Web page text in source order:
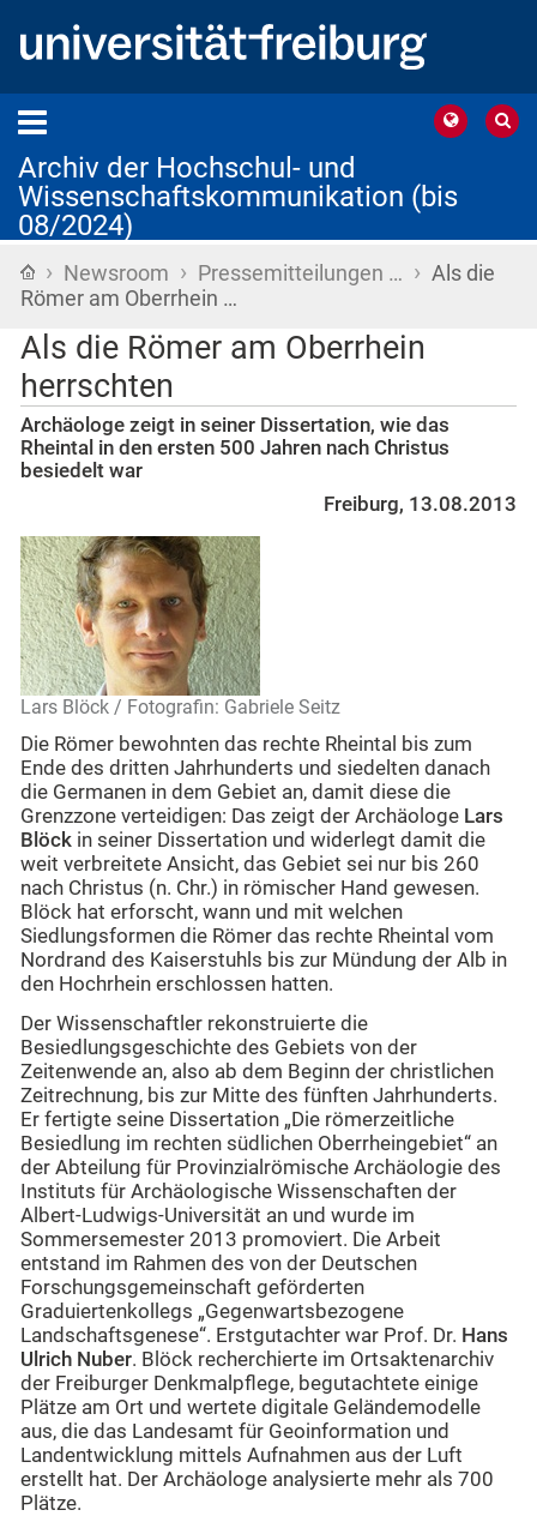
Archiv der Hochschul- und
Wissenschaftskommunikation (bis
08/2024)
Startseite
› Newsroom › Pressemitteilungen … › Als die
Römer am Oberrhein …
Als die Römer am Oberrhein
herrschten
Archäologe zeigt in seiner Dissertation, wie das
Rheintal in den ersten 500 Jahren nach Christus
besiedelt war
Freiburg, 13.08.2013
Lars Blöck / Fotografin: Gabriele Seitz
Die Römer bewohnten das rechte Rheintal bis zum
Ende des dritten Jahrhunderts und siedelten danach
die Germanen in dem Gebiet an, damit diese die
Grenzzone verteidigen: Das zeigt der Archäologe Lars
Blöck in seiner Dissertation und widerlegt damit die
weit verbreitete Ansicht, das Gebiet sei nur bis 260
nach Christus (n. Chr.) in römischer Hand gewesen.
Blöck hat erforscht, wann und mit welchen
Siedlungsformen die Römer das rechte Rheintal vom
Nordrand des Kaiserstuhls bis zur Mündung der Alb in
den Hochrhein erschlossen hatten.
Der Wissenschaftler rekonstruierte die
Besiedlungsgeschichte des Gebiets von der
Zeitenwende an, also ab dem Beginn der christlichen
Zeitrechnung, bis zur Mitte des fünften Jahrhunderts.
Er fertigte seine Dissertation „Die römerzeitliche
Besiedlung im rechten südlichen Oberrheingebiet“ an
der Abteilung für Provinzialrömische Archäologie des
Instituts für Archäologische Wissenschaften der
Albert-Ludwigs-Universität an und wurde im
Sommersemester 2013 promoviert. Die Arbeit
entstand im Rahmen des von der Deutschen
Forschungsgemeinschaft geförderten
Graduiertenkollegs „Gegenwartsbezogene
Landschaftsgenese“. Erstgutachter war Prof. Dr. Hans
Ulrich Nuber. Blöck recherchierte im Ortsaktenarchiv
der Freiburger Denkmalpflege, begutachtete einige
Plätze am Ort und wertete digitale Geländemodelle
aus, die das Landesamt für Geoinformation und
Landentwicklung mittels Aufnahmen aus der Luft
erstellt hat. Der Archäologe analysierte mehr als 700
Plätze.